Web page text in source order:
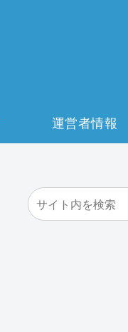
運営者情報